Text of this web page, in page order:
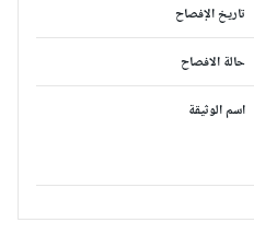
تاريخ الإفصاح
حالة الافصاح
اسم الوثيقة